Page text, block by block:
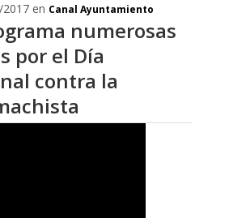
en Canal Ayuntamiento
numerosas
por el Día
contra la